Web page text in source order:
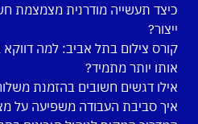
כיצד תעשייה מודרנית מצמצמת
ייצור?
אותו יותר מתמיד?
אילו דגשים חשובים בהזמנת
איך סביבת העבודה משפיעה על